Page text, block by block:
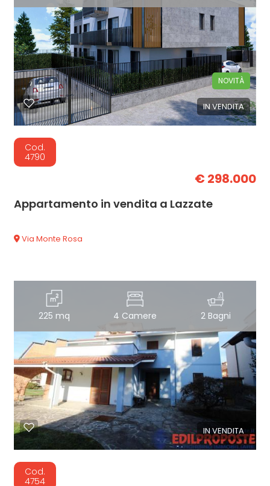
IN VENDITA
NOVITÀ
Cod.
4790
€ 298.000
Appartamento in vendita a Lazzate
Via Monte Rosa
225 mq 4 Camere 2 Bagni
IN VENDITA
Cod.
4754